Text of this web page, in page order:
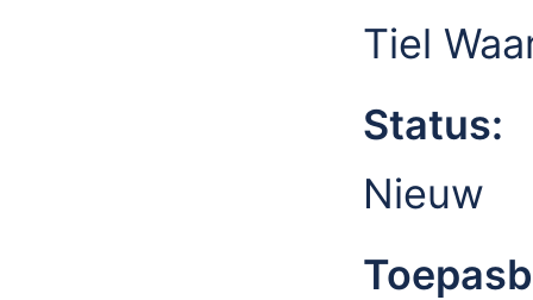
Tiel
Status:
Nieuw